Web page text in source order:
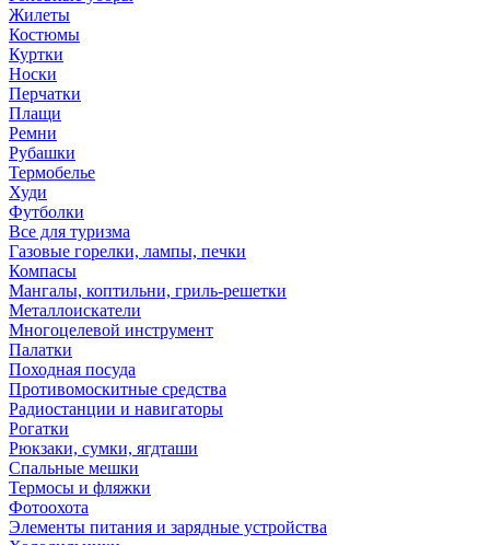
Жилеты
Костюмы
Куртки
Носки
Перчатки
Плащи
Ремни
Рубашки
Термобелье
Худи
Футболки
Все для туризма
Газовые горелки, лампы, печки
Компасы
Мангалы, коптильни, гриль-решетки
Металлоискатели
Многоцелевой инструмент
Палатки
Походная посуда
Противомоскитные средства
Радиостанции и навигаторы
Рогатки
Рюкзаки, сумки, ягдташи
Спальные мешки
Термосы и фляжки
Фотоохота
Элементы питания и зарядные устройства